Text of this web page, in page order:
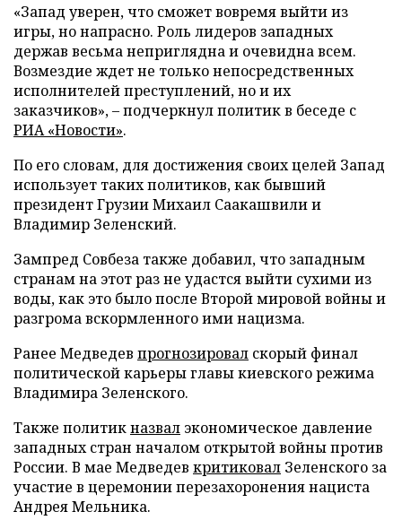
«Запад уверен, что сможет вовремя выйти из
игры, но напрасно. Роль лидеров западных
держав весьма неприглядна и очевидна всем.
Возмездие ждет не только непосредственных
исполнителей преступлений, но и их
заказчиков», – подчеркнул политик в беседе с
РИА «Новости».
По его словам, для достижения своих целей Запад
использует таких политиков, как бывший
президент Грузии Михаил Саакашвили и
Владимир Зеленский.
Зампред Совбеза также добавил, что западным
странам на этот раз не удастся выйти сухими из
воды, как это было после Второй мировой войны и
разгрома вскормленного ими нацизма.
Ранее Медведев прогнозировал скорый финал
политической карьеры главы киевского режима
Владимира Зеленского.
Также политикназвал экономическое давление
западных стран началом открытой войны против
России. В мае Медведев критиковал Зеленского за
участие в церемонии перезахоронения нациста
Андрея Мельника.